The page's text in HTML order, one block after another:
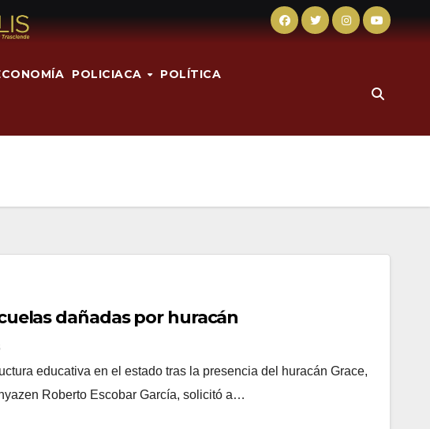
POLICIACA POLÍTICA
dañadas por huracán
educativa en el estado tras la presencia del huracán Grace,
Roberto Escobar García, solicitó a…